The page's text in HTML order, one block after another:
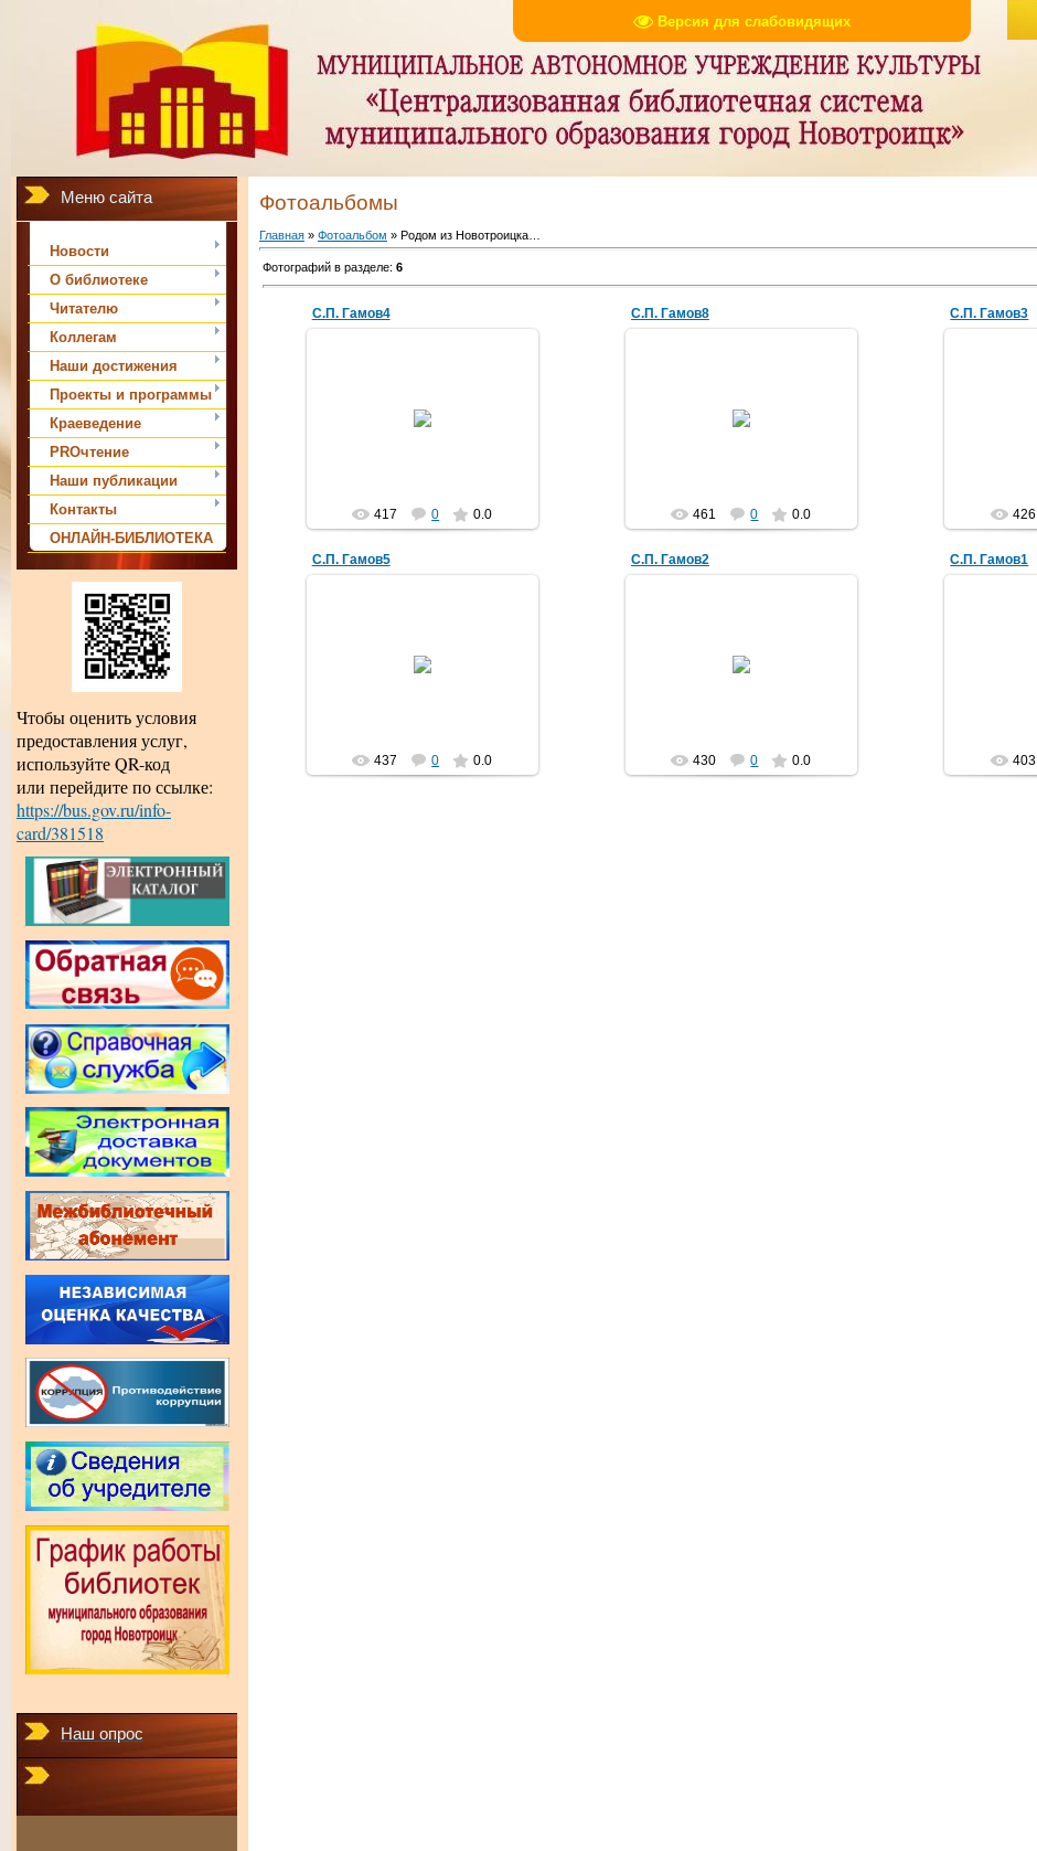
Версия для слабовидящих
Меню сайта
Новости
О библиотеке
Читателю
Коллегам
Наши достижения
Проекты и программы
Краеведение
PROчтение
Наши публикации
Контакты
ОНЛАЙН-БИБЛИОТЕКА
Чтобы оценить условия
предоставления услуг,
используйте QR-код
или перейдите по ссылке:
https://bus.gov.ru/info-
card/381518
Наш опрос
Фотоальбомы
Главная » Фотоальбом » Родом из Новотроицка…
Фотографий в разделе: 6
С.П. Гамов4
417 0 0.0
С.П. Гамов8
461 0 0.0
С.П. Гамов3
426
С.П. Гамов5
437 0 0.0
С.П. Гамов2
430 0 0.0
С.П. Гамов1
403